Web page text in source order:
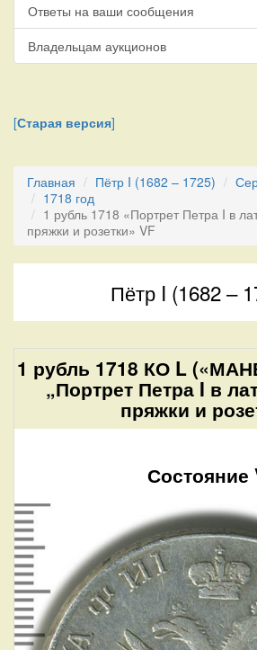
Ответы на ваши сообщения
Владельцам аукционов
[Старая версия]
Главная Пётр I (1682 – 1725)
1718 год
1 рубль 1718 «Портрет Петра I в
пряжки и розетки» VF
Пётр I (1682 –
1 рубль 1718 КО L
„Портрет Петра I в
пряжки и
Состояние